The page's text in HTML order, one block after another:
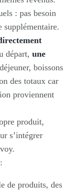
: pas besoin
supplémentaire.
départ, une
boissons
des totaux car
proviennent
produit,
s’intégrer
de produits, des